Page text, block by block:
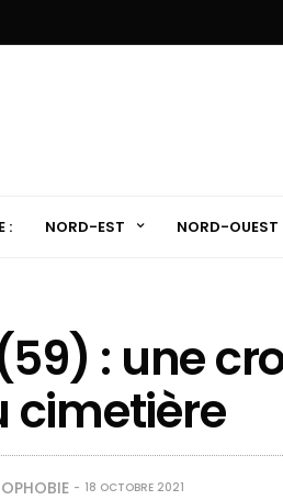
: NORD-EST NORD-OUEST
: une
cimetière
18 OCTOBRE 2021